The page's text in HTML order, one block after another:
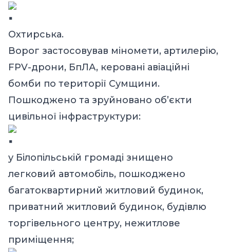
Охтирська.
Ворог застосовував міномети, артилерію,
FPV-дрони, БпЛА, керовані авіаційні
бомби по території Сумщини.
Пошкоджено та зруйновано об’єкти
цивільної інфраструктури:
у Білопільській громаді знищено
легковий автомобіль, пошкоджено
багатоквартирний житловий будинок,
приватний житловий будинок, будівлю
торгівельного центру, нежитлове
приміщення;